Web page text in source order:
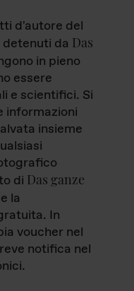
d'autore del
da Das
in pieno
essere
e scientifici. Si
informazioni
insieme
di Das ganze
la
In
voucher nel
notifica nel